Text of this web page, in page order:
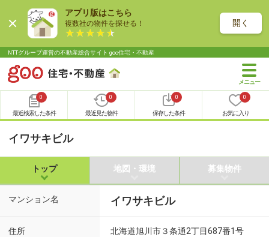
アプリ版はこちら
複数社の物件を探せる！ 開く
NTTグループ運営の不動産総合サイト goo住宅・不動産
0
最近検索した条件
0
最近見た物件
0
保存した条件
0
お気に入り
イワサキビル
トップ 地図・環境 募集物件
マンション名 イワサキビル
住所 北海道旭川市３条通2丁目687番1号